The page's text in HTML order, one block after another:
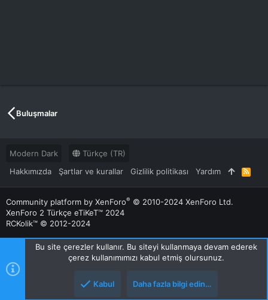
Buluşmalar
Modern Dark
Türkçe (TR)
Hakkımızda
Şartlar ve kurallar Gizlilik politikası Yardım
R
S
S
Community platform by XenForo® © 2010-2024 XenForo Ltd.
XenForo 2 Türkçe eTiKeT™ 2024
RCKolik™ © 2012-2024
Bu site çerezler kullanır. Bu siteyi kullanmaya devam ederek
çerez kullanımımızı kabul etmiş olursunuz.
Kabul Daha fazla bilgi edin…